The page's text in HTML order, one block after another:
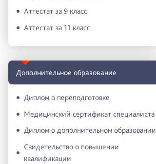
Аттестат за 9 класс
Аттестат за 11 класс
Дополнительное образование
Диплом о переподготовке
Медицинский сертификат специалиста
Диплом о дополнительном образовании
Свидетельство о повышении
квалификации